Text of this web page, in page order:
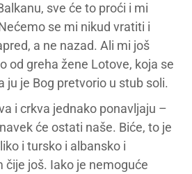
sve će to proći i mi
se mi nikud vratiti i
a ne nazad. Ali mi još
od greha žene Lotove, koja se
ju je Bog pretvorio u stub soli.
i crkva jednako ponavljaju –
će ostati naše. Biće, to je
i tursko i albansko i
čije još. Iako je nemoguće